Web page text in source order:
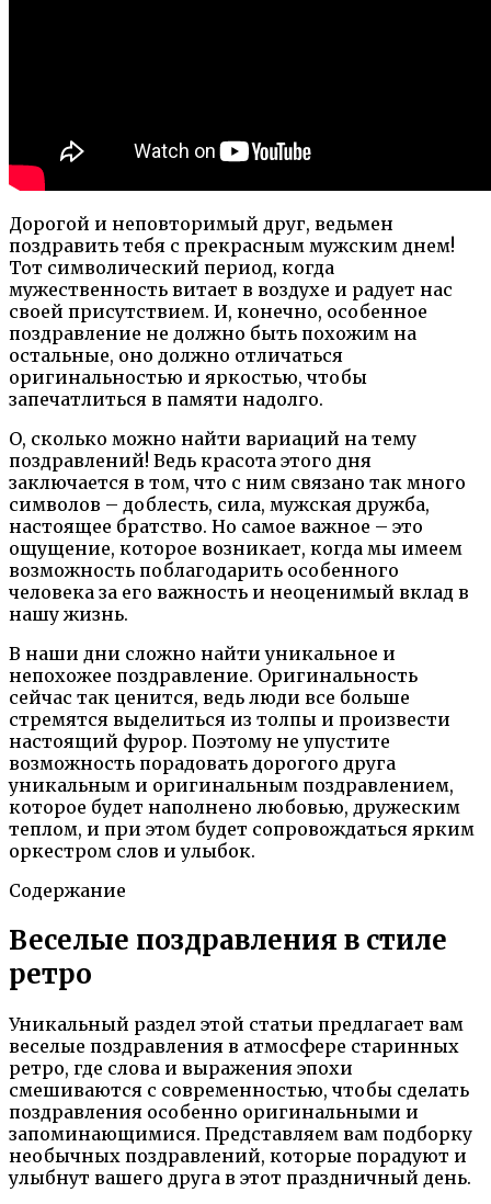
Дорогой и неповторимый друг, ведьмен
поздравить тебя с прекрасным мужским днем!
Тот символический период, когда
мужественность витает в воздухе и радует нас
своей присутствием. И, конечно, особенное
поздравление не должно быть похожим на
остальные, оно должно отличаться
оригинальностью и яркостью, чтобы
запечатлиться в памяти надолго.
О, сколько можно найти вариаций на тему
поздравлений! Ведь красота этого дня
заключается в том, что с ним связано так много
символов – доблесть, сила, мужская дружба,
настоящее братство. Но самое важное – это
ощущение, которое возникает, когда мы имеем
возможность поблагодарить особенного
человека за его важность и неоценимый вклад в
нашу жизнь.
В наши дни сложно найти уникальное и
непохожее поздравление. Оригинальность
сейчас так ценится, ведь люди все больше
стремятся выделиться из толпы и произвести
настоящий фурор. Поэтому не упустите
возможность порадовать дорогого друга
уникальным и оригинальным поздравлением,
которое будет наполнено любовью, дружеским
теплом, и при этом будет сопровождаться ярким
оркестром слов и улыбок.
Содержание
Веселые поздравления в стиле
ретро
Уникальный раздел этой статьи предлагает вам
веселые поздравления в атмосфере старинных
ретро, где слова и выражения эпохи
смешиваются с современностью, чтобы сделать
поздравления особенно оригинальными и
запоминающимися. Представляем вам подборку
необычных поздравлений, которые порадуют и
улыбнут вашего друга в этот праздничный день.